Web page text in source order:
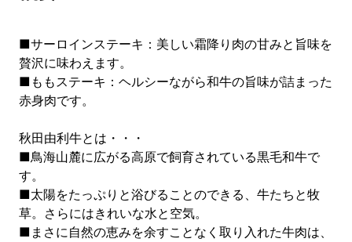
■サーロインステーキ：美しい霜降り肉の甘みと旨味を
贅沢に味わえます。
■ももステーキ：ヘルシーながら和牛の旨味が詰まった
赤身肉です。
秋田由利牛とは・・・
■鳥海山麓に広がる高原で飼育されている黒毛和牛で
す。
■太陽をたっぷりと浴びることのできる、牛たちと牧
草。さらにはきれいな水と空気。
■まさに自然の恵みを余すことなく取り入れた牛肉は、